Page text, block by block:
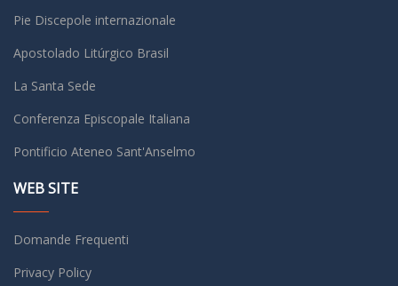
Pie Discepole internazionale
Apostolado Litúrgico Brasil
La Santa Sede
Conferenza Episcopale Italiana
Pontificio Ateneo Sant'Anselmo
WEB SITE
Domande Frequenti
Privacy Policy